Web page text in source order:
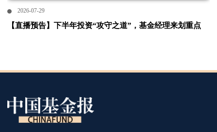
2026-07-29
【直播预告】下半年投资“攻守之道”，基金经理来划重点